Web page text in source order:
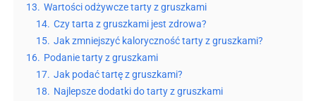
13. Wartości odżywcze tarty z gruszkami
14. Czy tarta z gruszkami jest zdrowa?
15. Jak zmniejszyć kaloryczność tarty z gruszkami?
16. Podanie tarty z gruszkami
17. Jak podać tartę z gruszkami?
18. Najlepsze dodatki do tarty z gruszkami